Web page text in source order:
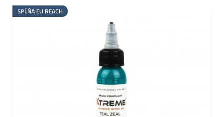
SPĹŇA EU REACH